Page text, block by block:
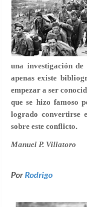
una investigación
apenas existe
empezar a ser
que se hizo famoso
logrado convertirse
sobre este conflicto.
Manuel P. Villatoro
PorRodrigo